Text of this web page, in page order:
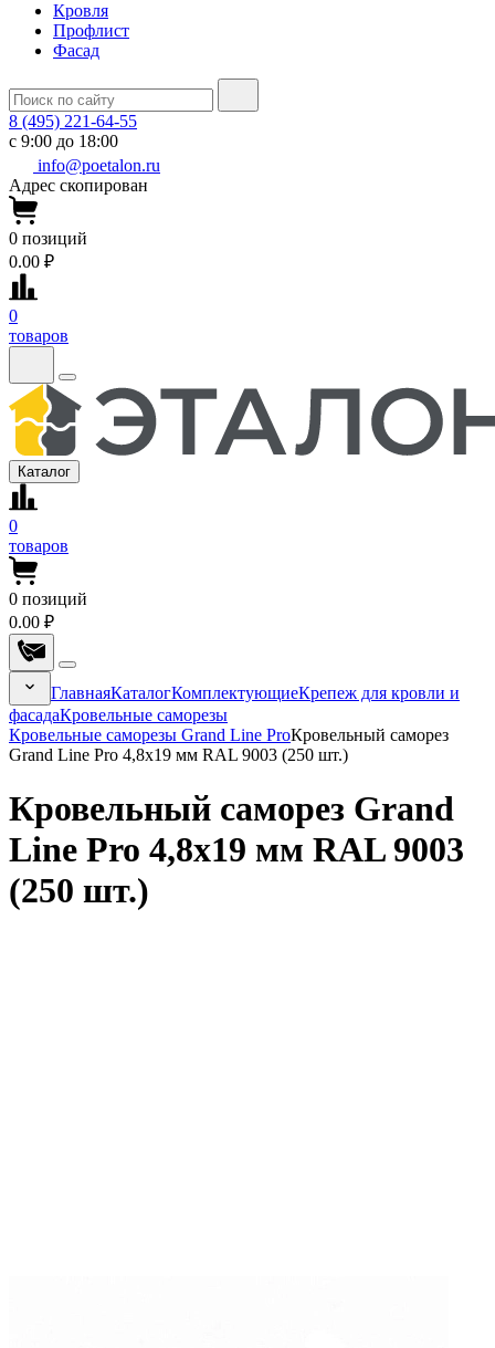
Кровля
Профлист
Фасад
8 (495) 221-64-55
с 9:00 до 18:00
info@poetalon.ru
Адрес скопирован
0 позиций
0.00 ₽
0
товаров
Каталог
0
товаров
0 позиций
0.00 ₽
ГлавнаяКаталогКомплектующиеКрепеж для кровли и
фасадаКровельные саморезы
Кровельные саморезы Grand Line ProКровельный саморез
Grand Line Pro 4,8x19 мм RAL 9003 (250 шт.)
Кровельный саморез Grand
Line Pro 4,8x19 мм RAL 9003
(250 шт.)